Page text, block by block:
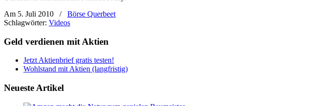
Am 5. Juli 2010
/
Börse Querbeet
Schlagwörter: Videos
Geld verdienen mit Aktien
Jetzt Aktienbrief gratis testen!
Wohlstand mit Aktien (langfristig)
Neueste Artikel